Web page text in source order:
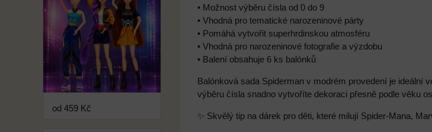
• Možnost výběru čísla od 0 do 9
• Vhodná pro tematické narozeninové párty
• Pomáhá vytvořit superhrdinskou atmosféru
• Vhodná pro narozeninové fotografie a výzdobu
• Balení obsahuje 6 ks balónků
Balónková sada Spiderman v modrém provedení je ideální
výběru čísla snadno vytvoříte dekoraci přesně podle věku
✨ Skvělý tip na dárek pro děti, které milují Spider-Mana,
od 459 Kč